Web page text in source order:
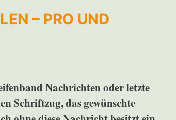
– PRO UND
Nachrichten oder letzte
Schriftzug, das gewünschte